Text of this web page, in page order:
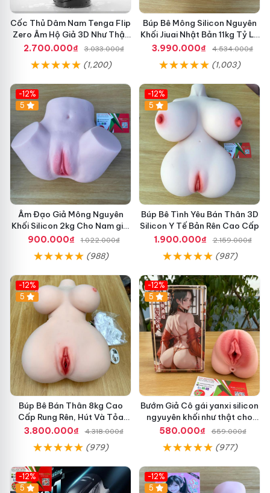
Cốc Thủ Dâm Nam Tenga Flip
Zero Âm Hộ Giả 3D Như Thật
Cao Cấp
2.700.000₫ 3.033.000₫
(1,200)
Búp Bê Mông Silicon Nguyên
Khối Jiuai Nhật Bản 11kg Tỷ Lệ
1:1 Siêu Thật
3.990.000₫ 4.534.000₫
(1,003)
-12%
5
Âm Đạo Giả Mông Nguyên
Khối Silicon 2kg Cho Nam giải
Toả
900.000₫ 1.022.000₫
(988)
-12%
5
Búp Bê Tình Yêu Bán Thân 3D
Silicon Y Tế Bản Rên Cao Cấp
1.900.000₫
2.159.000₫
(987)
-12%
5
Búp Bê Bán Thân 8kg Cao
Cấp Rung Rên, Hút Và Tỏa
Nhiệt Siêu Thật
3.800.000₫ 4.318.000₫
(979)
-12%
5
Bướm Giả Cô gái yanxi silicon
ngyuyên khối như thật cho
nam thủ dâm 620g
580.000₫ 659.000₫
(977)
-12%
5
-12%
5